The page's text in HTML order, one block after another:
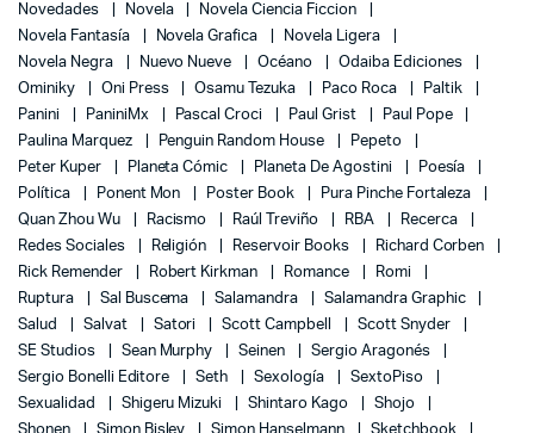
Novedades
Novela
Novela Ciencia Ficcion
Novela Fantasía
Novela Grafica
Novela Ligera
Novela Negra
Nuevo Nueve Océano
Odaiba Ediciones
Ominiky
Oni Press Osamu Tezuka Paco Roca
Paltik
Panini
PaniniMx Pascal Croci Paul Grist
Paul Pope
Paulina Marquez
Penguin Random House
Pepeto
Peter Kuper
Planeta Cómic Planeta De Agostini
Poesía
Política
Ponent Mon Poster Book
Pura Pinche Fortaleza
Quan Zhou Wu
Racismo Raúl Treviño RBA
Recerca
Redes Sociales
Religión Reservoir Books
Richard Corben
Rick Remender
Robert Kirkman Romance
Romi
Ruptura
Sal Buscema Salamandra
Salamandra Graphic
Salud
Salvat Satori Scott Campbell
Scott Snyder
SE Studios
Sean Murphy Seinen
Sergio Aragonés
Sergio Bonelli Editore
Seth Sexología
SextoPiso
Sexualidad
Shigeru Mizuki Shintaro Kago
Shojo
Shonen
Simon Bisley Simon Hanselmann Sketchbook